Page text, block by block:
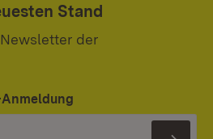
Stand
der